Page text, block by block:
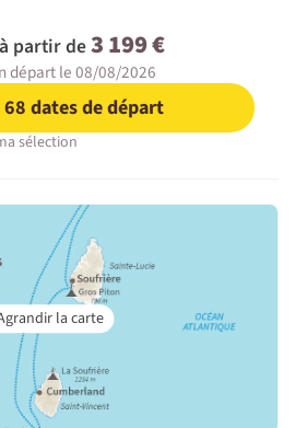
partir de3 199 €
départ le 08/08/2026
dates de départ
sélection